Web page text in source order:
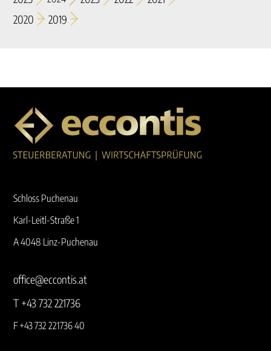
2020
2019
Schloss Puchenau
Karl-Leitl-Straße 1
A 4048 Linz-Puchenau
office@eccontis.at
T +43 732 221736
F +43 732 221736 40